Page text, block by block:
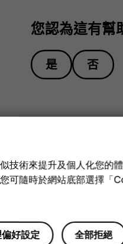
您認為這有幫
是 否
技術來提升及個人化您的
可隨時於網站底部選擇「
全部拒絕
好設定